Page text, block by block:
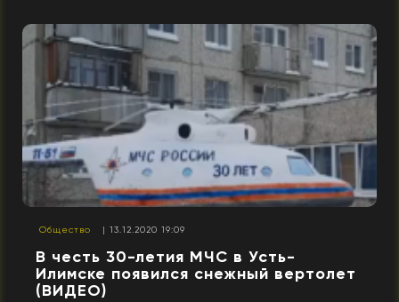
Общество | 13.12.2020 19:09
В честь 30-летия МЧС в Усть-
Илимске появился снежный вертолет
(ВИДЕО)